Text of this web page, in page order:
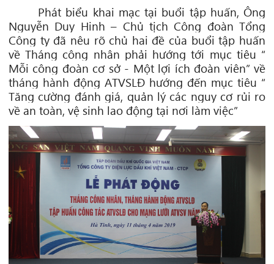
Phát biểu khai mạc tại buổi tập huấn, Ông
Nguyễn Duy Hinh – Chủ tịch Công đoàn Tổng
Công ty đã nêu rõ chủ hai đề của buổi tập huấn
về Tháng công nhân phải hướng tới mục tiêu “
Mỗi công đoàn cơ sở - Một lợi ích đoàn viên” về
tháng hành động ATVSLĐ hướng đến mục tiêu “
Tăng cường đánh giá, quản lý các nguy cơ rủi ro
về an toàn, vệ sinh lao động tại nơi làm việc”